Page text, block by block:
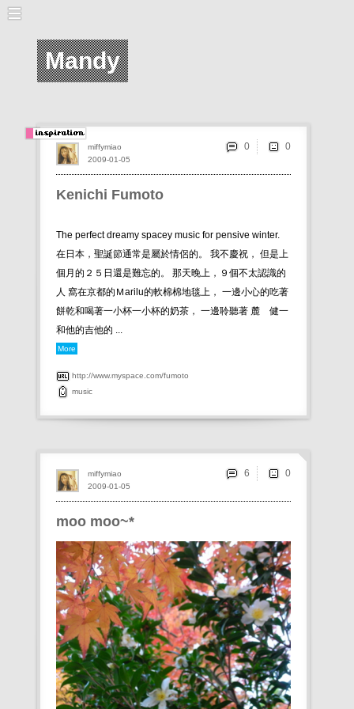
Mandy
Kenichi Fumoto
The perfect dreamy spacey music for pensive winter.
在日本，聖誕節通常是屬於情侶的。 我不慶祝， 但是上
個月的２５日還是難忘的。 那天晚上，９個不太認識的
人 窩在京都的Ｍarilu的軟棉棉地毯上， 一邊小心的吃著
餅乾和喝著一小杯一小杯的奶茶， 一邊聆聽著 麓 健一
和他的吉他的 ...
More
http://www.myspace.com/fumoto
music
2009-01-05
miffymiao 0
moo moo~*
2009-01-05
miffymiao 6